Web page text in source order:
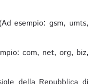
esempio: gsm, umts,
com, net, org, biz,